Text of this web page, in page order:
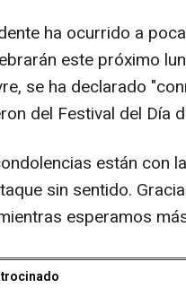
ha ocurrido a
este próximo
se ha declarado
del Festival del Día
están con
sin sentido.
esperamos